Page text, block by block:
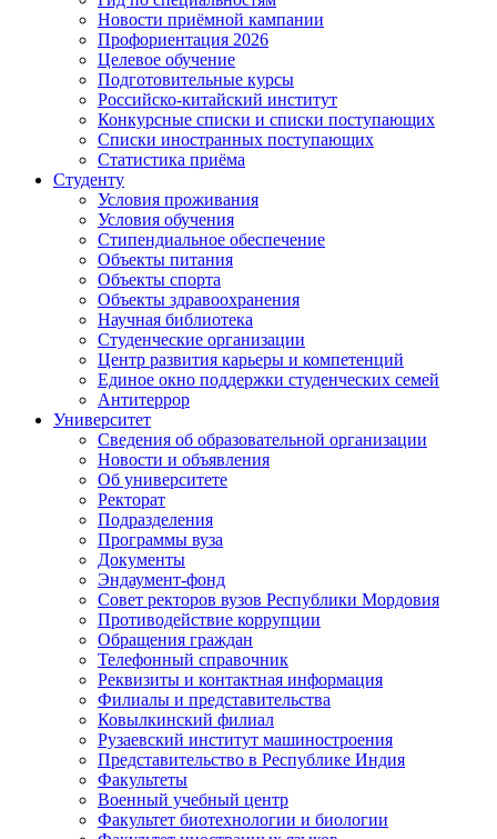
Новости приёмной кампании
Профориентация 2026
Целевое обучение
Подготовительные курсы
Российско-китайский институт
Конкурсные списки и списки поступающих
Списки иностранных поступающих
Статистика приёма
Студенту
Условия проживания
Условия обучения
Стипендиальное обеспечение
Объекты питания
Объекты спорта
Объекты здравоохранения
Научная библиотека
Студенческие организации
Центр развития карьеры и компетенций
Единое окно поддержки студенческих семей
Антитеррор
Университет
Сведения об образовательной организации
Новости и объявления
Об университете
Ректорат
Подразделения
Программы вуза
Документы
Эндаумент-фонд
Совет ректоров вузов Республики Мордовия
Противодействие коррупции
Обращения граждан
Телефонный справочник
Реквизиты и контактная информация
Филиалы и представительства
Ковылкинский филиал
Рузаевский институт машиностроения
Представительство в Республике Индия
Факультеты
Военный учебный центр
Факультет биотехнологии и биологии